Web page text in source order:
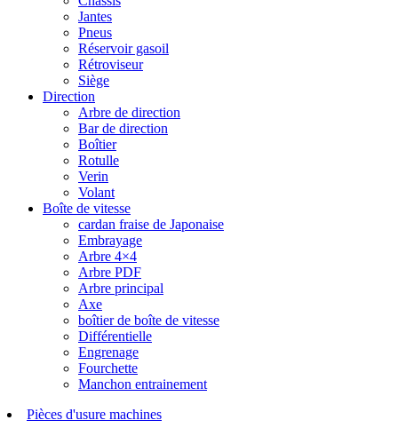
Jantes
Pneus
Réservoir gasoil
Rétroviseur
Siège
Direction
Arbre de direction
Bar de direction
Boîtier
Rotulle
Verin
Volant
Boîte de vitesse
cardan fraise de Japonaise
Embrayage
Arbre 4×4
Arbre PDF
Arbre principal
Axe
boîtier de boîte de vitesse
Différentielle
Engrenage
Fourchette
Manchon entrainement
Pièces d'usure machines